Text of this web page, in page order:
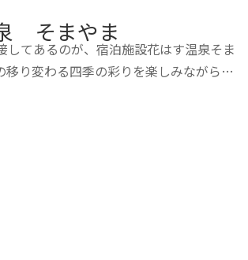
そまやま
してあるのが、宿泊施設花はす温泉そま
移り変わる四季の彩りを楽しみながら、